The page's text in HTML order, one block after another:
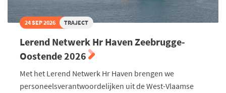
24 SEP 2026 TRAJECT
Lerend Netwerk Hr Haven Zeebrugge-
Oostende 2026
Met het Lerend Netwerk Hr Haven brengen we
personeelsverantwoordelijken uit de West-Vlaamse